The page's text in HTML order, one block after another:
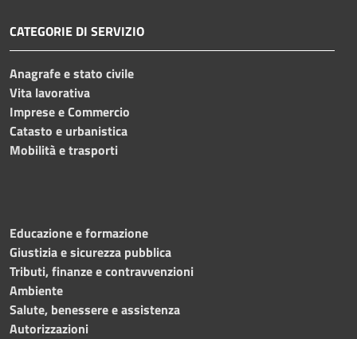
CATEGORIE DI SERVIZIO
Anagrafe e stato civile
Vita lavorativa
Imprese e Commercio
Catasto e urbanistica
Mobilità e trasporti
Educazione e formazione
Giustizia e sicurezza pubblica
Tributi, finanze e contravvenzioni
Ambiente
Salute, benessere e assistenza
Autorizzazioni